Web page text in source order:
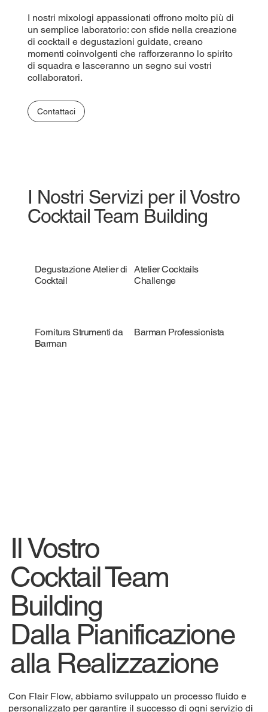
I nostri mixologi appassionati offrono molto più di
un semplice laboratorio: con sfide nella creazione
di cocktail e degustazioni guidate, creano
momenti coinvolgenti che rafforzeranno lo spirito
di squadra e lasceranno un segno sui vostri
collaboratori.
Contattaci
I Nostri Servizi per il Vostro
Cocktail Team Building
Degustazione Atelier di
Cocktail
Atelier Cocktails
Challenge
Fornitura Strumenti da
Barman
Barman Professionista
Il Vostro
Cocktail Team
Building
Dalla Pianificazione
alla Realizzazione
Con Flair Flow, abbiamo sviluppato un processo fluido e
personalizzato per garantire il successo di ogni servizio di